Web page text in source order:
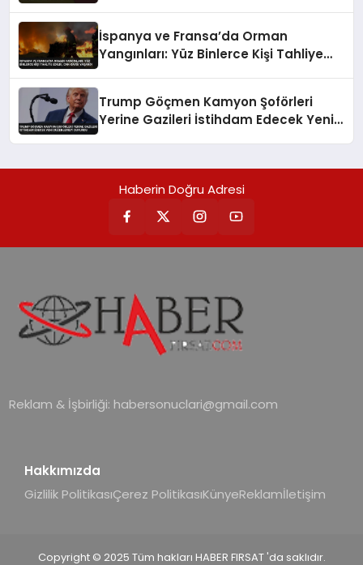
İspanya ve Fransa’da Orman
Yangınları: Yüz Binlerce Kişi Tahliye
Trump Göçmen Kamyon Şoförleri
Yerine Gazileri İstihdam Edecek Yeni
Haberin Doğru Adresi
Reklam & İşbirliği: habersonuclari@gmail.com
Hakkımızda
Gizlilik PolitikasıÇerez PolitikasıKünyeReklamİletişim
Copyright © 2025 Tüm hakları HABER FIRSAT 'da saklıdır.